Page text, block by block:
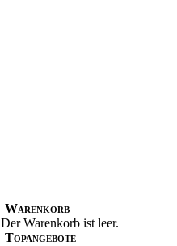
Warenkorb
Der Warenkorb ist leer.
Topangebote